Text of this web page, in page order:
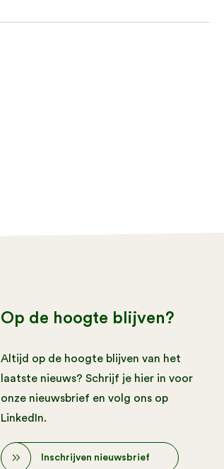
Op de hoogte blijven?
Altijd op de hoogte blijven van het
laatste nieuws? Schrijf je hier in voor
onze nieuwsbrief en volg ons op
LinkedIn.
Inschrijven nieuwsbrief